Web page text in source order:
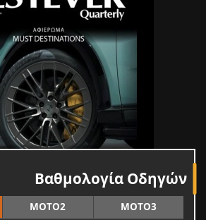
Βαθμολογία Οδηγών
MOTO2 MOTO3